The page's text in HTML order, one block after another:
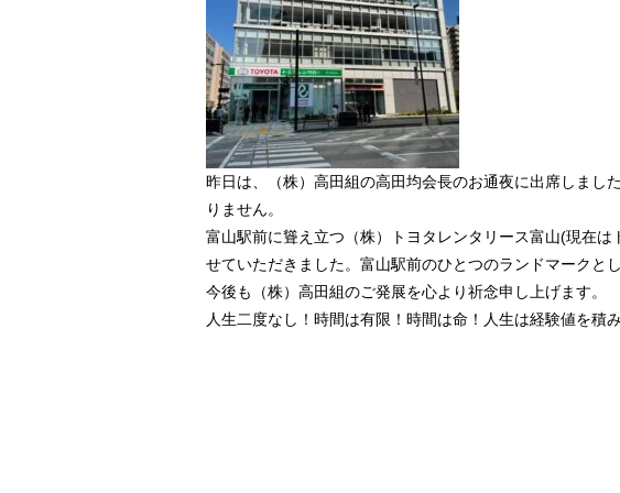
昨日は、（株）高田組の高田均会長のお通夜に出席しまし
りません。
富山駅前に聳え立つ（株）トヨタレンタリース富山(現在
せていただきました。富山駅前のひとつのランドマークと
今後も（株）高田組のご発展を心より祈念申し上げます。
人生二度なし！時間は有限！時間は命！人生は経験値を積